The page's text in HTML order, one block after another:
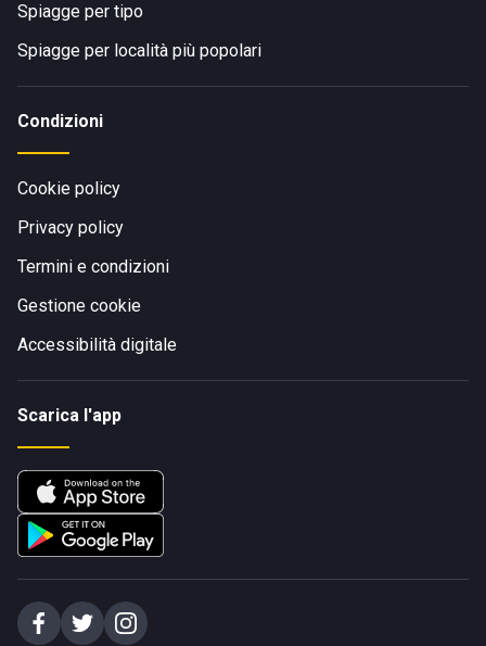
Spiagge per tipo
Spiagge per località più popolari
Condizioni
Cookie policy
Privacy policy
Termini e condizioni
Gestione cookie
Accessibilità digitale
Scarica l'app